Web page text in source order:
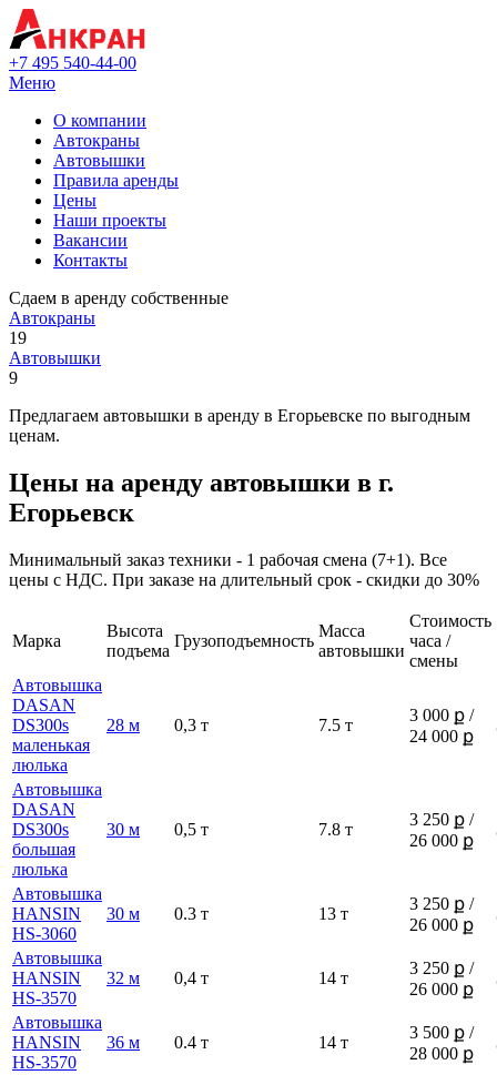
+7 495 540-44-00
Меню
О компании
Автокраны
Автовышки
Правила аренды
Цены
Наши проекты
Вакансии
Контакты
Сдаем в аренду собственные
Автокраны
19
Автовышки
9
Предлагаем автовышки в аренду в Егорьевске по выгодным
ценам.
Цены на аренду автовышки в г.
Егорьевск
Минимальный заказ техники - 1 рабочая смена (7+1). Все
цены с НДС. При заказе на длительный срок - скидки до 30%
Марка
Высота
подъема
Грузоподъемность
Масса
автовышки
Стоимость
часа /
смены
Автовышка
DASAN
DS300s
маленькая
люлька
28 м 0,3 т 7.5 т
3 000 ք /
24 000 ք
Автовышка
DASAN
DS300s
большая
люлька
30 м 0,5 т 7.8 т
3 250 ք /
26 000 ք
Автовышка
HANSIN
HS-3060
30 м 0.3 т 13 т
3 250 ք /
26 000 ք
Автовышка
HANSIN
HS-3570
32 м 0,4 т 14 т
3 250 ք /
26 000 ք
Автовышка
HANSIN
HS-3570
36 м 0.4 т 14 т
3 500 ք /
28 000 ք